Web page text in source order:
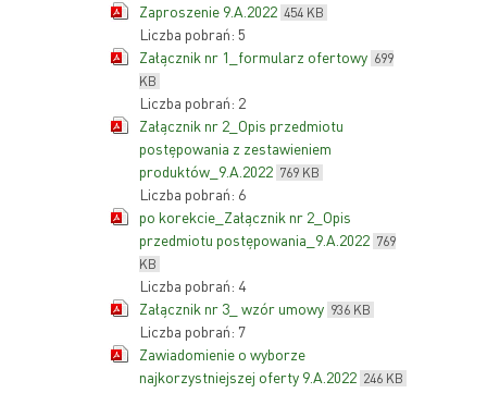
Zaproszenie 9.A.2022 454 KB
Liczba pobrań: 5
Załącznik nr 1_formularz ofertowy 699
KB
Liczba pobrań: 2
Załącznik nr 2_Opis przedmiotu
postępowania z zestawieniem
produktów_9.A.2022 769 KB
Liczba pobrań: 6
po korekcie_Załącznik nr 2_Opis
przedmiotu postępowania_9.A.2022 769
KB
Liczba pobrań: 4
Załącznik nr 3_ wzór umowy 936 KB
Liczba pobrań: 7
Zawiadomienie o wyborze
najkorzystniejszej oferty 9.A.2022 246 KB